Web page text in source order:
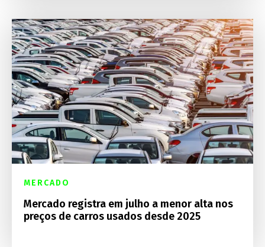
MERCADO
Mercado registra em julho a menor alta nos
preços de carros usados desde 2025